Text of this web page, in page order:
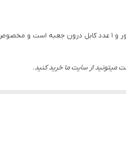
میتونید از سایت ما خرید کنید.